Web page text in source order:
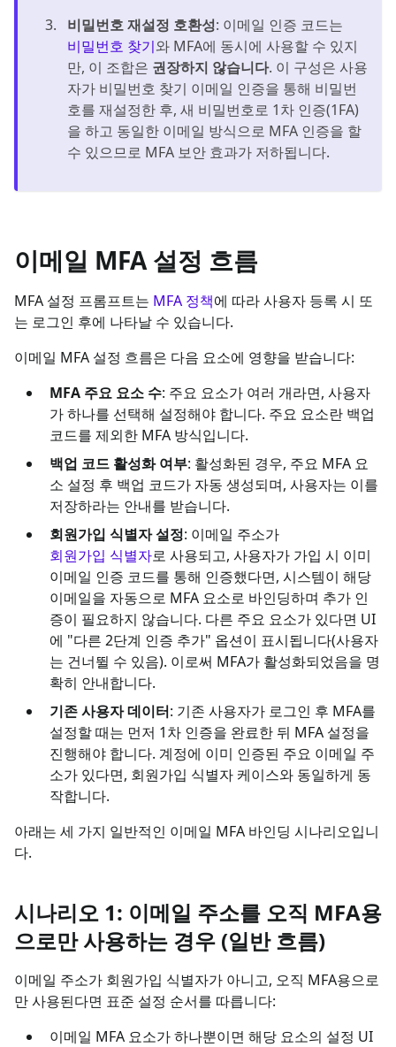
비밀번호 재설정 호환성: 이메일 인증 코드는
비밀번호 찾기와 MFA에 동시에 사용할 수 있지
만, 이 조합은 권장하지 않습니다. 이 구성은 사용
자가 비밀번호 찾기 이메일 인증을 통해 비밀번
호를 재설정한 후, 새 비밀번호로 1차 인증(1FA)
을 하고 동일한 이메일 방식으로 MFA 인증을 할
수 있으므로 MFA 보안 효과가 저하됩니다.
이메일 MFA 설정 흐름
MFA 설정 프롬프트는 MFA 정책에 따라 사용자 등록 시 또
는 로그인 후에 나타날 수 있습니다.
이메일 MFA 설정 흐름은 다음 요소에 영향을 받습니다:
MFA 주요 요소 수: 주요 요소가 여러 개라면, 사용자
가 하나를 선택해 설정해야 합니다. 주요 요소란 백업
코드를 제외한 MFA 방식입니다.
백업 코드 활성화 여부: 활성화된 경우, 주요 MFA 요
소 설정 후 백업 코드가 자동 생성되며, 사용자는 이를
저장하라는 안내를 받습니다.
회원가입 식별자 설정: 이메일 주소가
회원가입 식별자로 사용되고, 사용자가 가입 시 이미
이메일 인증 코드를 통해 인증했다면, 시스템이 해당
이메일을 자동으로 MFA 요소로 바인딩하며 추가 인
증이 필요하지 않습니다. 다른 주요 요소가 있다면 UI
에 "다른 2단계 인증 추가" 옵션이 표시됩니다(사용자
는 건너뛸 수 있음). 이로써 MFA가 활성화되었음을 명
확히 안내합니다.
기존 사용자 데이터: 기존 사용자가 로그인 후 MFA를
설정할 때는 먼저 1차 인증을 완료한 뒤 MFA 설정을
진행해야 합니다. 계정에 이미 인증된 주요 이메일 주
소가 있다면, 회원가입 식별자 케이스와 동일하게 동
작합니다.
아래는 세 가지 일반적인 이메일 MFA 바인딩 시나리오입니
다.
시나리오 1: 이메일 주소를 오직 MFA용
으로만 사용하는 경우 (일반 흐름)
이메일 주소가 회원가입 식별자가 아니고, 오직 MFA용으로
만 사용된다면 표준 설정 순서를 따릅니다:
이메일 MFA 요소가 하나뿐이면 해당 요소의 설정 UI